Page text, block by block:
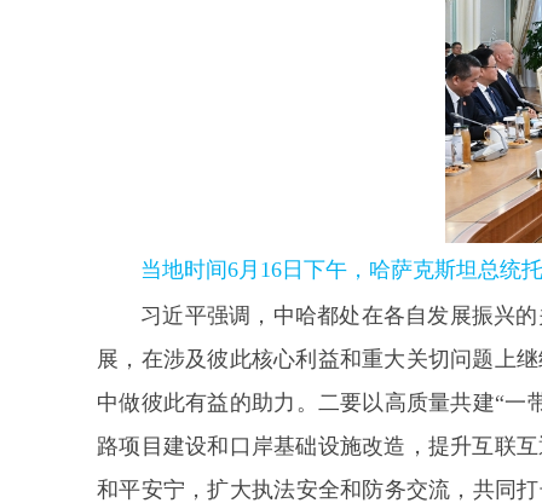
当地时间6月16日下午，哈萨克斯坦总统
习近平强调，中哈都处在各自发展振兴
展，在涉及彼此核心利益和重大关切问题上
中做彼此有益的助力。二要以高质量共建“
路项目建设和口岸基础设施改造，提升互联
和平安宁，扩大执法安全和防务交流，共同